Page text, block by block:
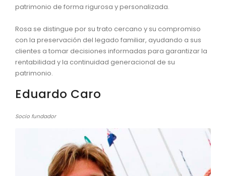
patrimonio de forma rigurosa y personalizada.
Rosa se distingue por su trato cercano y su compromiso
con la preservación del legado familiar, ayudando a sus
clientes a tomar decisiones informadas para garantizar la
rentabilidad y la continuidad generacional de su
patrimonio.
Eduardo Caro
Socio fundador